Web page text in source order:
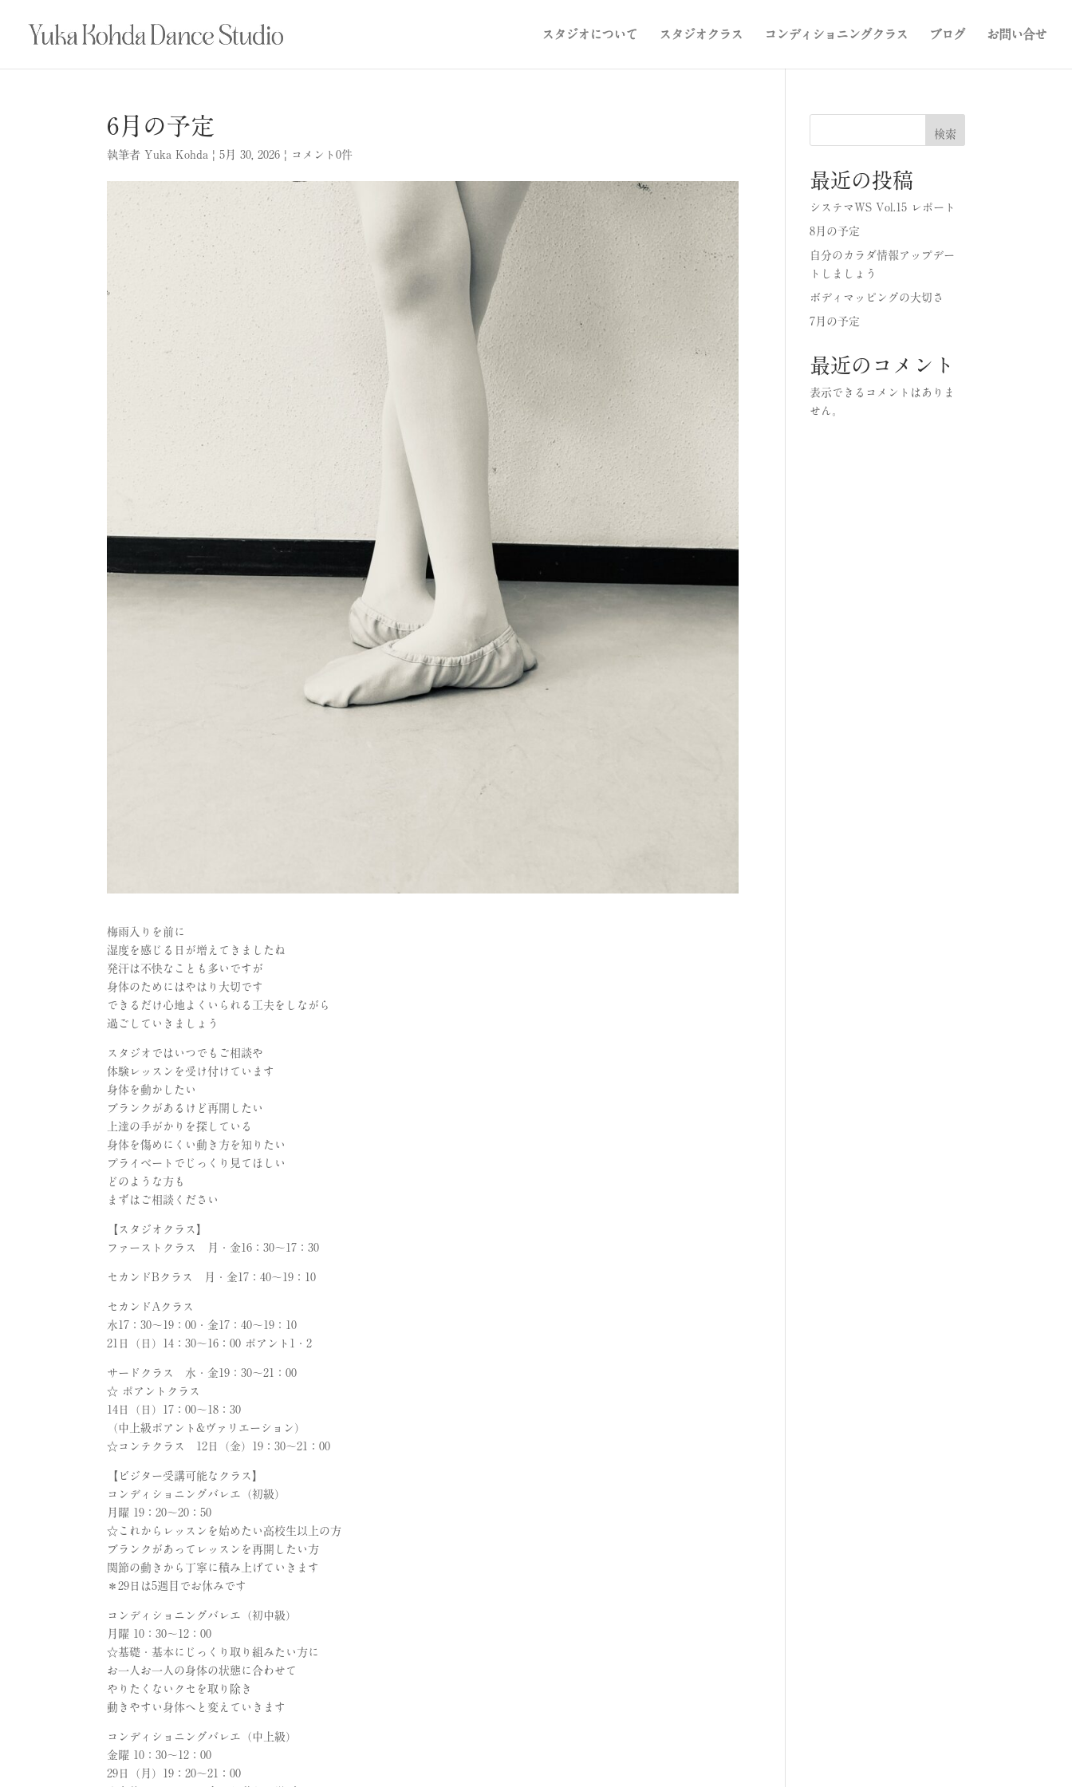
スタジオについて スタジオクラス コンディショニングクラス ブログ お問い合せ
6月の予定
執筆者 Yuka Kohda |5月 30, 2026 | コメント0件
梅雨入りを前に
湿度を感じる日が増えてきましたね
発汗は不快なことも多いですが
身体のためにはやはり大切です
できるだけ心地よくいられる工夫をしながら
過ごしていきましょう
スタジオではいつでもご相談や
体験レッスンを受け付けています
身体を動かしたい
ブランクがあるけど再開したい
上達の手がかりを探している
身体を傷めにくい動き方を知りたい
プライベートでじっくり見てほしい
どのような方も
まずはご相談ください
【スタジオクラス】
ファーストクラス 月・金16：30〜17：30
セカンドBクラス 月・金17：40〜19：10
セカンドAクラス
水17：30〜19：00・金17：40〜19：10
21日（日）14：30〜16：00 ポアント1・2
サードクラス 水・金19：30〜21：00
☆ ポアントクラス
14日（日）17：00〜18：30
（中上級ポアント&ヴァリエーション）
☆コンテクラス 12日（金）19：30〜21：00
【ビジター受講可能なクラス】
コンディショニングバレエ（初級）
月曜 19：20〜20：50
☆これからレッスンを始めたい高校生以上の方
ブランクがあってレッスンを再開したい方
関節の動きから丁寧に積み上げていきます
＊29日は5週目でお休みです
コンディショニングバレエ（初中級）
月曜 10：30〜12：00
☆基礎・基本にじっくり取り組みたい方に
お一人お一人の身体の状態に合わせて
やりたくないクセを取り除き
動きやすい身体へと変えていきます
コンディショニングバレエ（中上級）
金曜 10：30〜12：00
29日（月）19：20〜21：00
検索
最近の投稿
システマWS Vol.15 レポート
8月の予定
自分のカラダ情報アップデー
トしましょう
ボディマッピングの大切さ
7月の予定
最近のコメント
表示できるコメントはありま
せん。